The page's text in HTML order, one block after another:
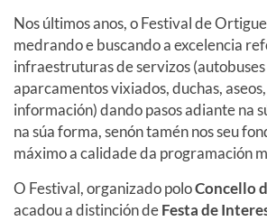
Nos últimos anos, o Festival de
medrando e buscando a excelencia
infraestruturas de servizos
aparcamentos vixiados, duchas,
información) dando pasos adiante na
na súa forma, senón tamén nos seu
máximo a calidade da programación
O Festival, organizado poloConcello
acadou a distinción deFesta de